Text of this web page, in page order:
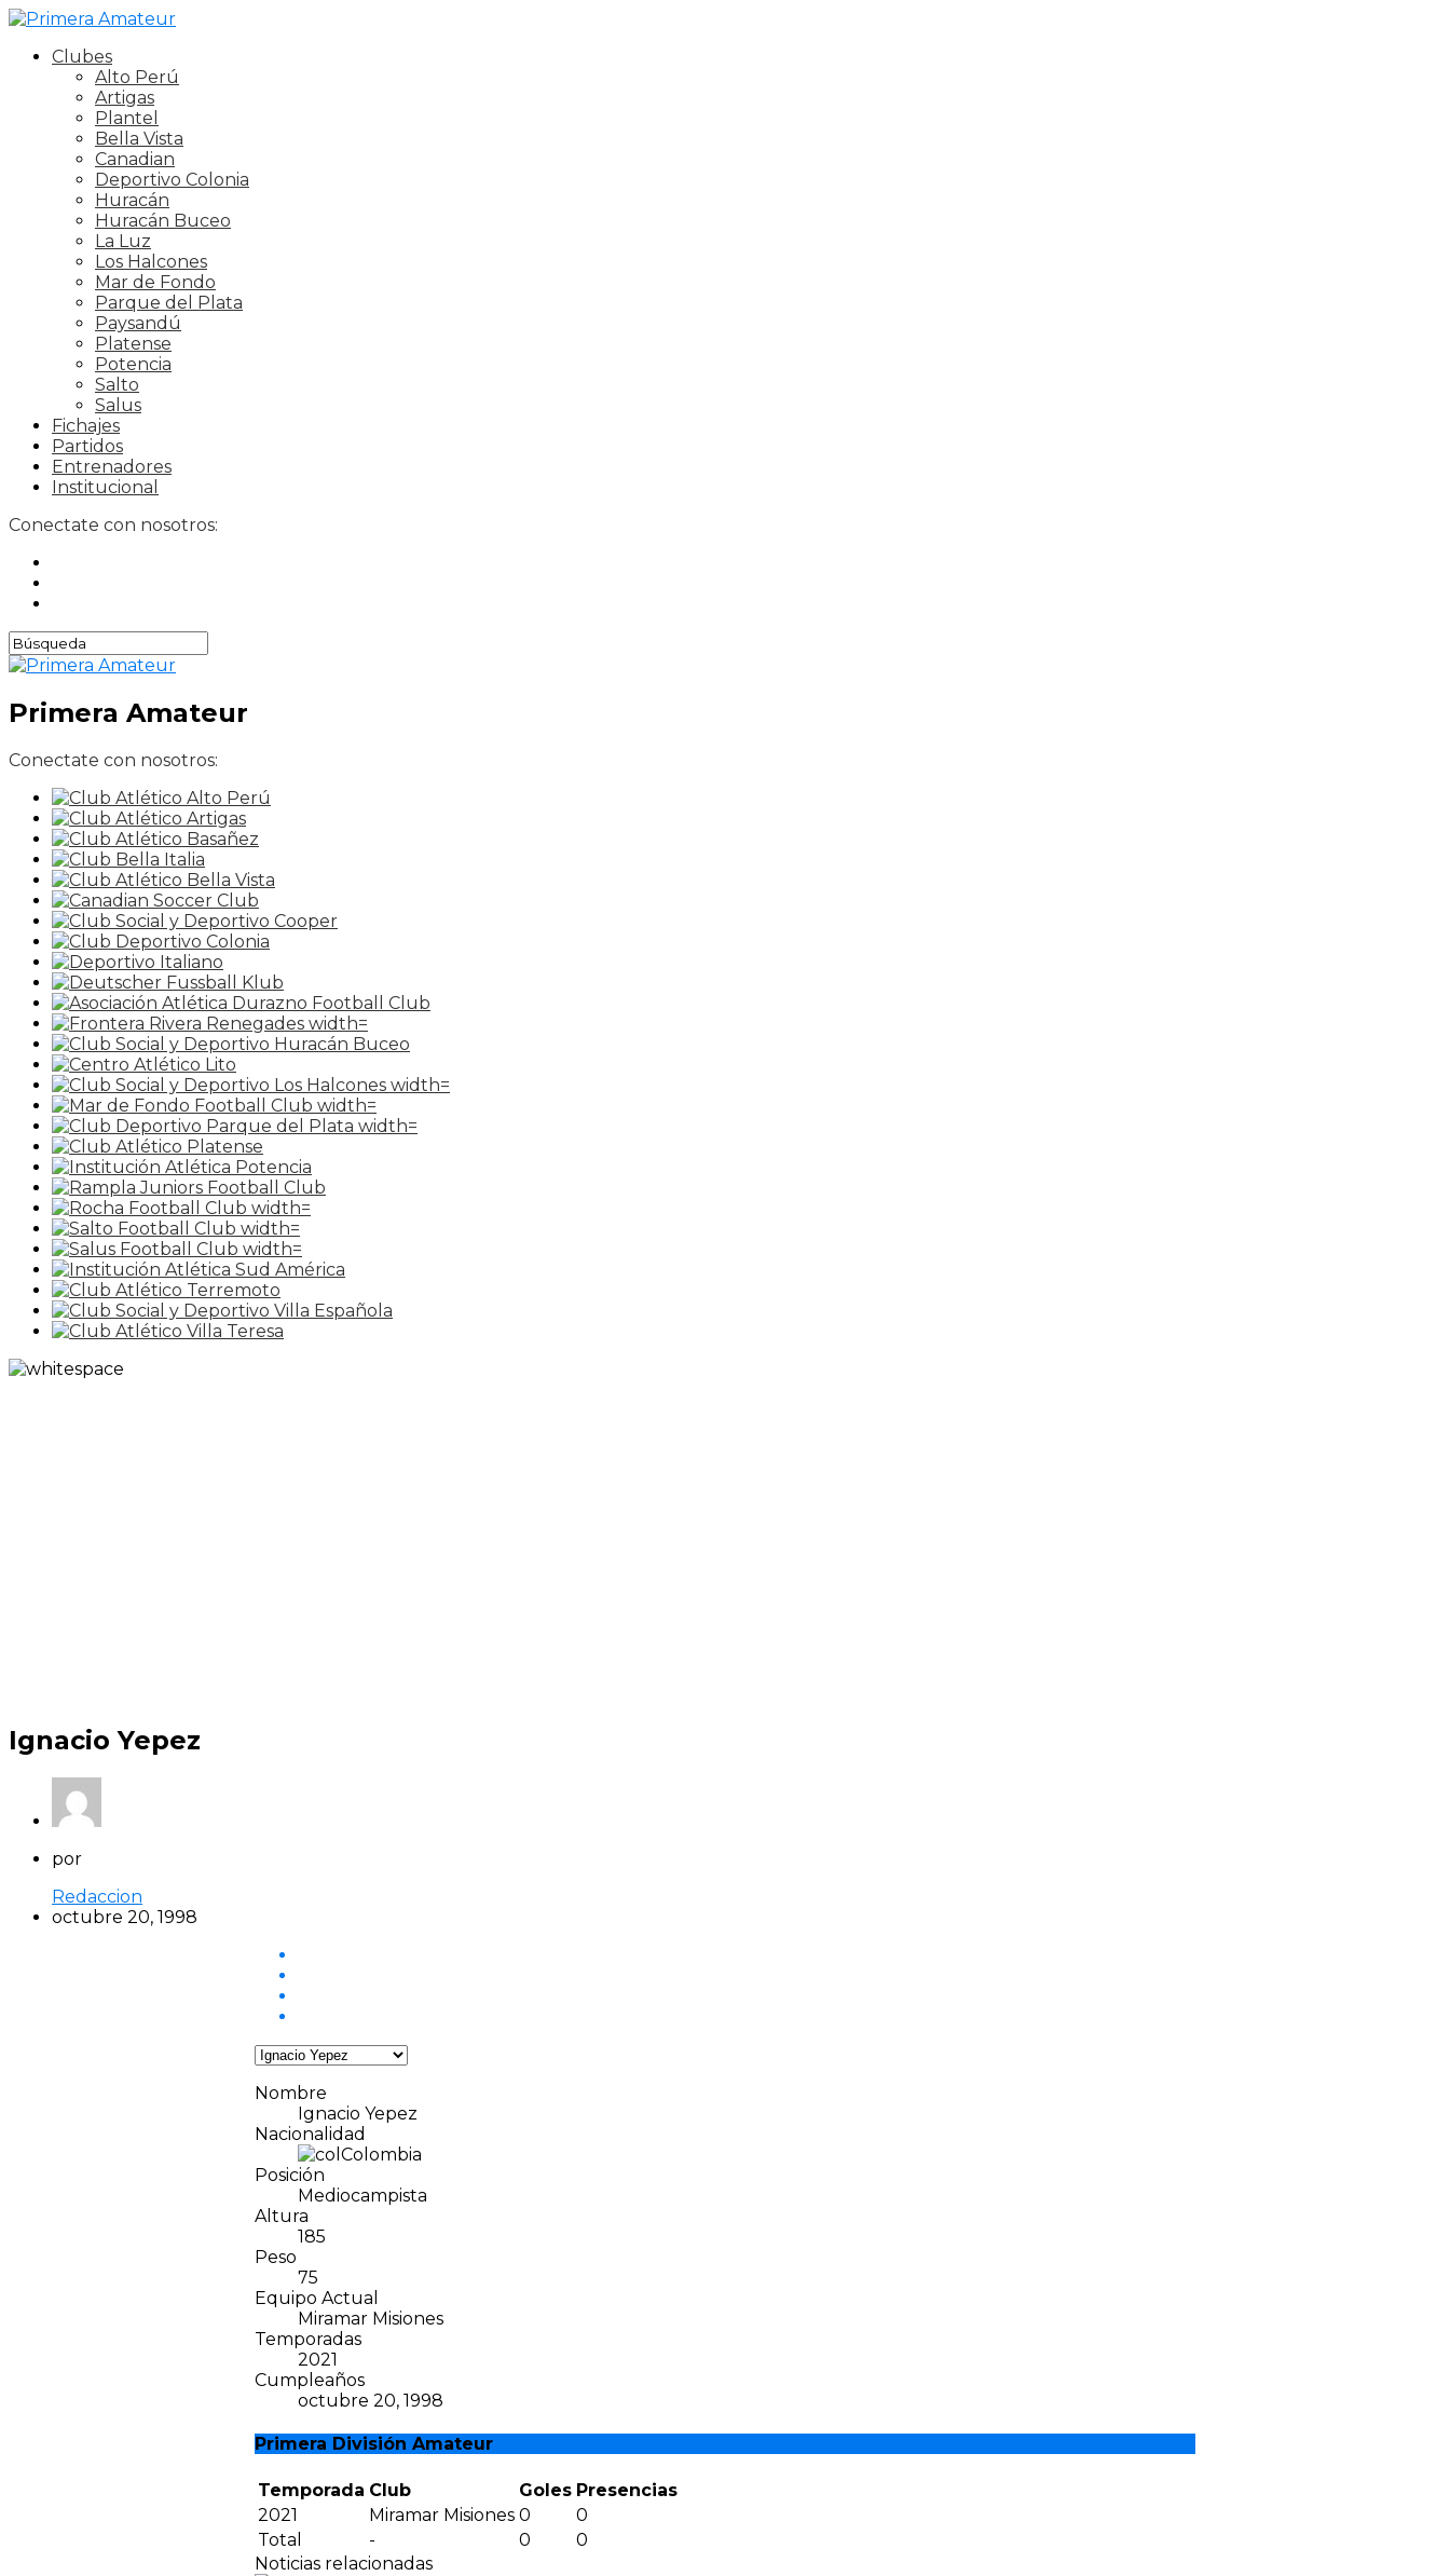
Clubes
Alto Perú
Artigas
Plantel
Bella Vista
Canadian
Deportivo Colonia
Huracán
Huracán Buceo
La Luz
Los Halcones
Mar de Fondo
Parque del Plata
Paysandú
Platense
Potencia
Salto
Salus
Fichajes
Partidos
Entrenadores
Institucional
Conectate con nosotros:
Primera Amateur
Conectate con nosotros:
Ignacio Yepez
por
Redaccion
octubre 20, 1998
Nombre
Ignacio Yepez
Nacionalidad
Colombia
Posición
Mediocampista
Altura
185
Peso
75
Equipo Actual
Miramar Misiones
Temporadas
2021
Cumpleaños
octubre 20, 1998
Primera División Amateur
Temporada Club Goles Presencias
2021
Miramar Misiones 0
0
Total
- 0
0
Noticias relacionadas